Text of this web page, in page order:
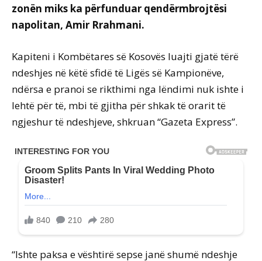
zonën miks ka përfunduar qendërmbrojtësi
napolitan, Amir Rrahmani.
Kapiteni i Kombëtares së Kosovës luajti gjatë tërë
ndeshjes në këtë sfidë të Ligës së Kampionëve,
ndërsa e pranoi se rikthimi nga lëndimi nuk ishte i
lehtë për të, mbi të gjitha për shkak të orarit të
ngjeshur të ndeshjeve, shkruan “Gazeta Express”.
“Ishte paksa e vështirë sepse janë shumë ndeshje